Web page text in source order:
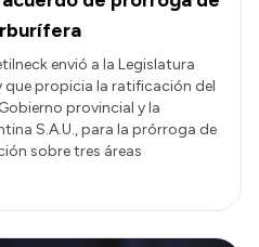
envió a la Legislatura
propicia la ratificación del
provincial y la
S.A.U., para la prórroga de
sobre tres áreas